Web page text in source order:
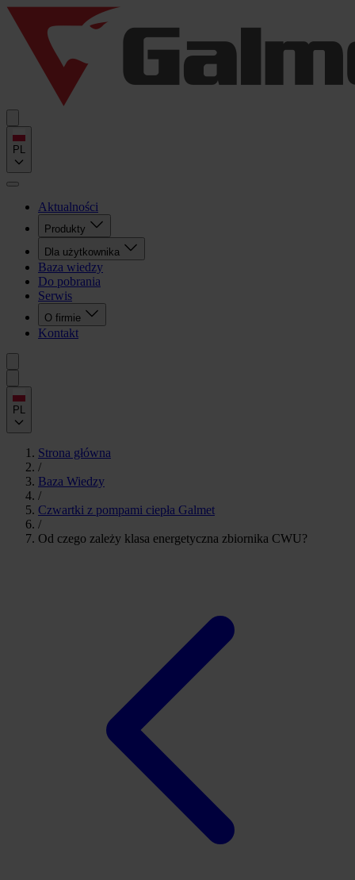
PL
Aktualności
Produkty
Dla użytkownika
Baza wiedzy
Do pobrania
Serwis
O firmie
Kontakt
PL
Strona główna
/
Baza Wiedzy
/
Czwartki z pompami ciepła Galmet
/
Od czego zależy klasa energetyczna zbiornika CWU?